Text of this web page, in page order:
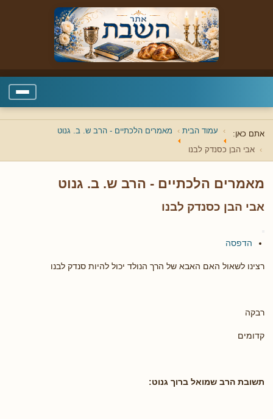
אתם כאן: עמוד הבית מאמרים הלכתיים - הרב ש. ב. גנוט
אבי הבן כסנדק לבנו
מאמרים הלכתיים - הרב ש. ב. גנוט
אבי הבן כסנדק לבנו
הדפסה
רצינו לשאול האם האבא של הרך הנולד יכול להיות סנדק לבנו
רבקה
קדומים
תשובת הרב שמואל ברוך גנוט: